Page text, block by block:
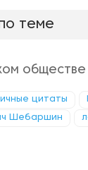
теме
цитаты
Шебаршин